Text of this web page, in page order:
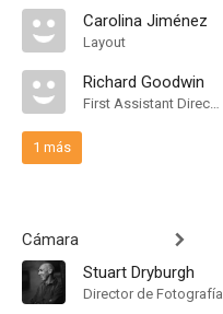
Carolina Jiménez
Layout
Richard Goodwin
First Assistant Director
1 más
Cámara
Stuart Dryburgh
Director de Fotografía